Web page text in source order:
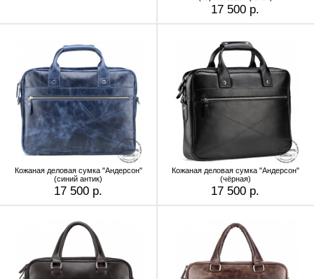
17 500 р.
Кожаная деловая сумка "Андерсон"
(синий антик)
17 500 р.
Кожаная деловая сумка "Андерсон"
(чёрная)
17 500 р.